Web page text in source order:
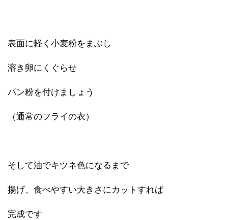
表面に軽く小麦粉をまぶし
溶き卵にくぐらせ
パン粉を付けましょう
（通常のフライの衣）
そして油でキツネ色になるまで
揚げ、食べやすい大きさにカットすれば
完成です